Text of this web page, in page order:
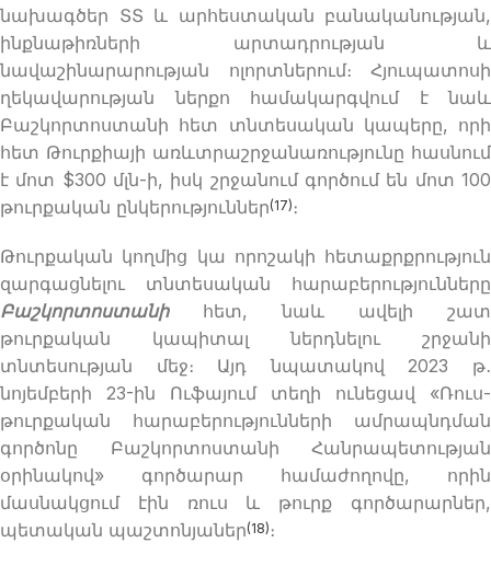
նախագծեր ՏՏ և արհեստական բանականության,
ինքնաթիռների արտադրության և
նավաշինարարության ոլորտներում։ Հյուպատոսի
ղեկավարության ներքո համակարգվում է նաև
Բաշկորտոստանի հետ տնտեսական կապերը, որի
հետ Թուրքիայի առևտրաշրջանառությունը հասնում
է մոտ $300 մլն-ի, իսկ շրջանում գործում են մոտ 100
թուրքական ընկերություններ(17) ։
Թուրքական կողմից կա որոշակի հետաքրքրություն
զարգացնելու տնտեսական հարաբերությունները
Բաշկորտոստանիհետ, նաև ավելի շատ
թուրքական կապիտալ ներդնելու շրջանի
տնտեսության մեջ։ Այդ նպատակով 2023 թ․
նոյեմբերի 23-ին Ուֆայում տեղի ունեցավ «Ռուս-
թուրքական հարաբերությունների ամրապնդման
գործոնը Բաշկորտոստանի Հանրապետության
օրինակով» գործարար համաժողովը, որին
մասնակցում էին ռուս և թուրք գործարարներ,
պետական ​​պաշտոնյաներ(18) ։